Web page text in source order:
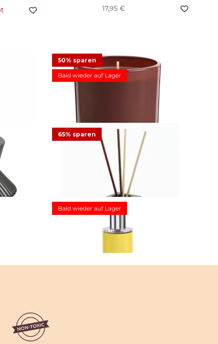
17,95 €
by
50% sparen
Bald wieder auf Lager
Duftwachsglas Escential Tamboti Woods
12,48 €
24,95 € Angebot
Bewertungen
–
65% sparen
Teelicht- und SmartScents Halter Curvy
Black
Bald wieder auf Lager